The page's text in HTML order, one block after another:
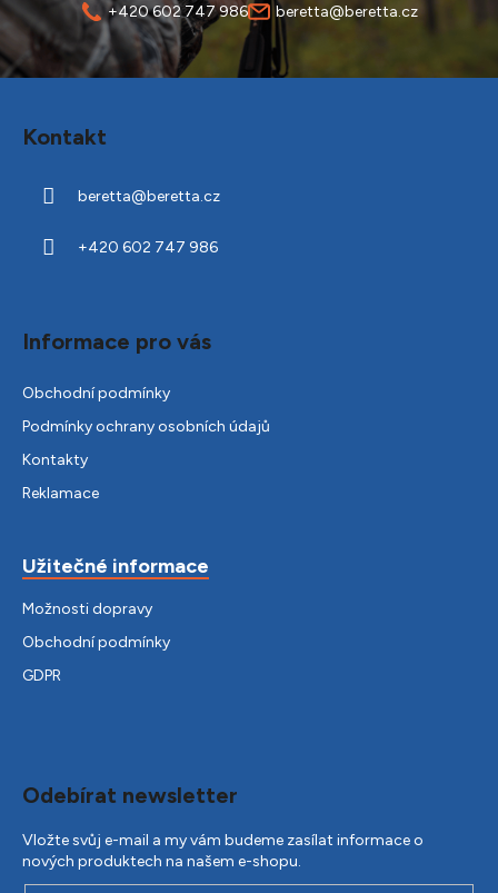
+420 602 747 986 beretta@beretta.cz
Kontakt
beretta@beretta.cz
+420 602 747 986
Informace pro vás
Obchodní podmínky
Podmínky ochrany osobních údajů
Kontakty
Reklamace
Užitečné informace
Možnosti dopravy
Obchodní podmínky
GDPR
Odebírat newsletter
Vložte svůj e-mail a my vám budeme zasílat informace o
nových produktech na našem e-shopu.